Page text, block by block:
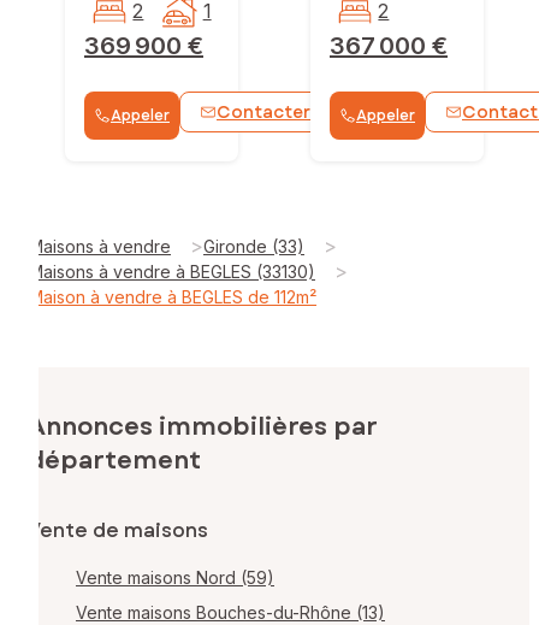
369 900 €
2 1
Appeler Contacter WhatsApp
367 000 €
2
Appeler
Maisons à vendre >Gironde (33) >
Maisons à vendre à BEGLES (33130) >
Maison à vendre à BEGLES de 112m²
Annonces immobilières par
département
Vente de maisons
Vente maisons Nord (59)
Vente maisons Bouches-du-Rhône (13)